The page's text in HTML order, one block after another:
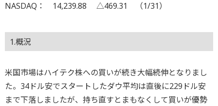
NASDAQ： 14,239.88 △469.31 （1/31）
1.概況
米国市場はハイテク株への買いが続き大幅続伸となりまし
た。34ドル安でスタートしたダウ平均は直後に229ドル安
まで下落しましたが、持ち直すとまもなくして買いが優勢